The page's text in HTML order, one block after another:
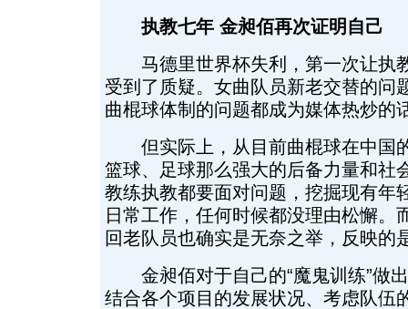
执教七年 金昶佰再次证明自己
马德里世界杯失利，第一次让执
受到了质疑。女曲队员新老交替的问
曲棍球体制的问题都成为媒体热炒的
但实际上，从目前曲棍球在中国
篮球、足球那么强大的后备力量和社
教练执教都要面对问题，挖掘现有年
日常工作，任何时候都没理由松懈。
回老队员也确实是无奈之举，反映的
金昶佰对于自己的“魔鬼训练”做出
结合各个项目的发展状况、考虑队伍